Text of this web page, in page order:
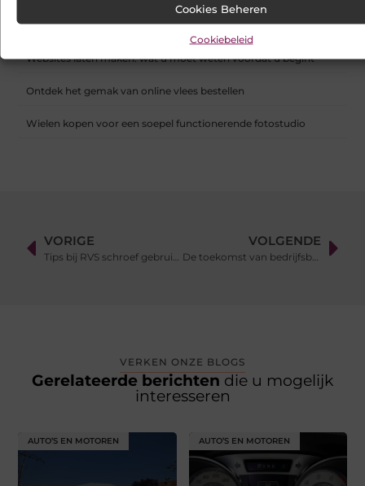
Cookies Beheren
Cookiebeleid
Samen scheiden zonder strijd: zo houd je overzicht in een
onrustige periode
Websites laten maken: wat u moet weten voordat u begint
Ontdek het gemak van online vlees bestellen
Wielen kopen voor een soepel functionerende fotostudio
VORIGE
Tips bij RVS schroef gebruiken
VOLGENDE
De toekomst van bedrijfsbranding: verlichte gevelreclame
VERKEN ONZE BLOGS
Gerelateerde berichten die u mogelijk
interesseren
AUTO’S EN MOTOREN AUTO’S EN MOTOREN